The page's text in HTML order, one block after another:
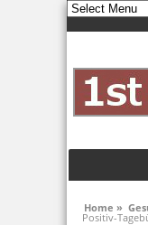
Home »
Positiv-